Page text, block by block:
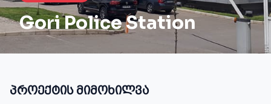
Gori Police Station
პროექტის მიმოხილვა